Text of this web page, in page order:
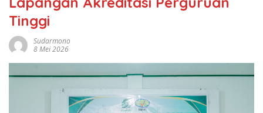
Tinggi
Sudarmono
8 Mei 2026